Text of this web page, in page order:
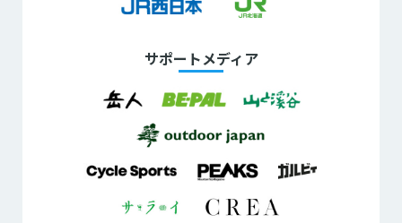
サポートメディア